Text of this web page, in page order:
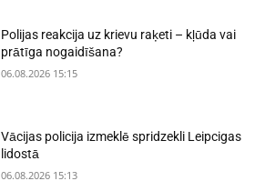
Polijas reakcija uz krievu raķeti – kļūda vai
prātīga nogaidīšana?
06.08.2026 15:15
Vācijas policija izmeklē spridzekli Leipcigas
lidostā
06.08.2026 15:13